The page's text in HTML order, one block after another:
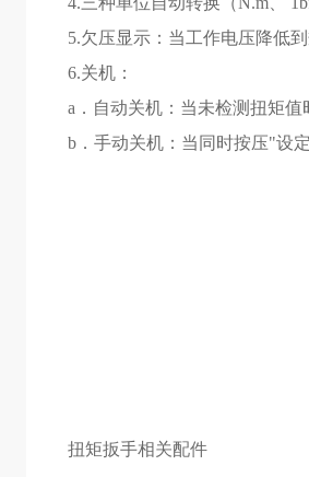
5.欠压显示：当工作电压降低
6.关机：
a．自动关机：当未检测扭矩值
b．手动关机：当同时按压"设
扭矩扳手相关配件